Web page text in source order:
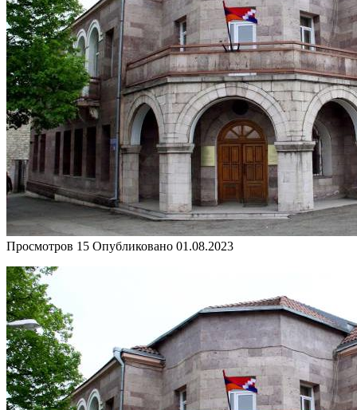
Просмотров 15 Опубликовано 01.08.2023